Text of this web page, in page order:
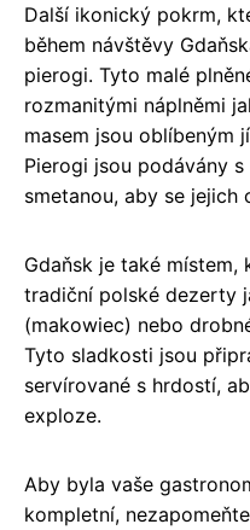
Další ikonický pokrm,
během návštěvy
pierogi. Tyto malé
rozmanitými náplněmi
masem jsou oblíbeným
Pierogi jsou podávány
smetanou, aby se jejich
Gdaňsk je také místem,
tradiční polské dezerty
(makowiec) nebo
Tyto sladkosti jsou
servírované s hrdostí,
exploze.
Aby byla vaše
kompletní,